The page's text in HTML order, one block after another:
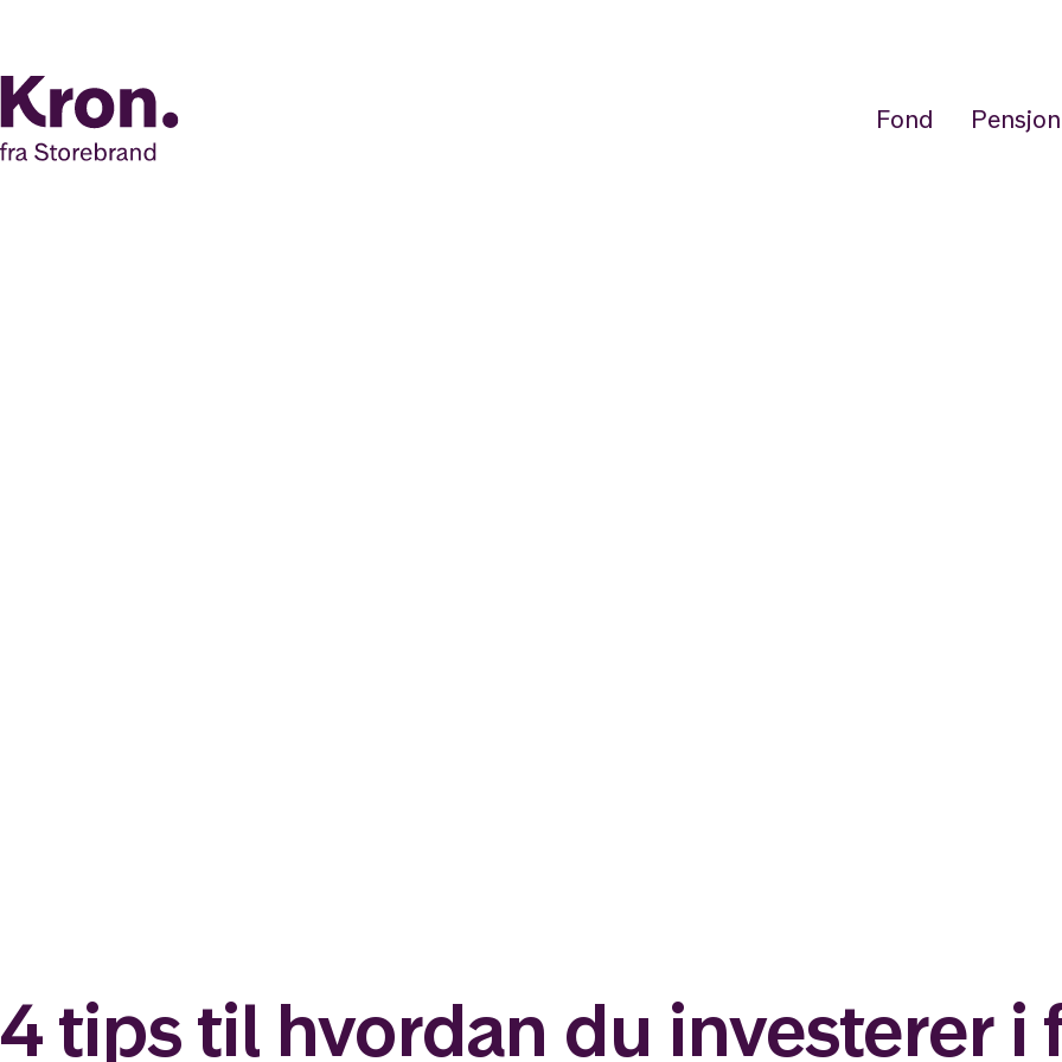
Fond Pensjon
4 tips til hvordan du investerer i